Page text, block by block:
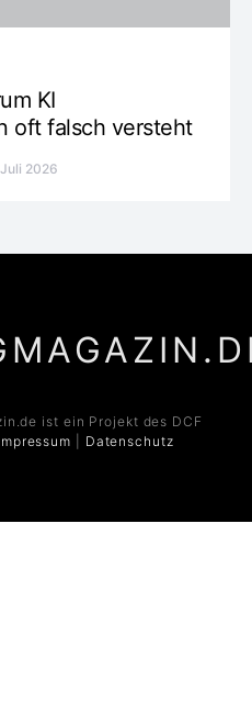
KI
oft falsch versteht
2026
ist ein Projekt des DCF
Datenschutz